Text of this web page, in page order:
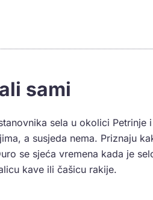
sami
sela u okolici Petrinje
a susjeda nema. Priznaju
se sjeća vremena kada je
kave ili čašicu rakije.